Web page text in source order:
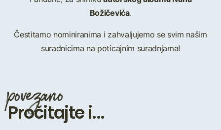
Božičevića.
Čestitamo nominiranima i zahvaljujemo se svim našim
suradnicima na poticajnim suradnjama!
povezano
Pročitajte i...